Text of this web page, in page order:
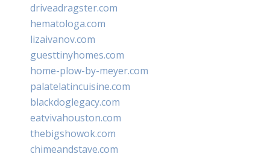
driveadragster.com
hematologa.com
lizaivanov.com
guesttinyhomes.com
home-plow-by-meyer.com
palatelatincuisine.com
blackdoglegacy.com
eatvivahouston.com
thebigshowok.com
chimeandstave.com